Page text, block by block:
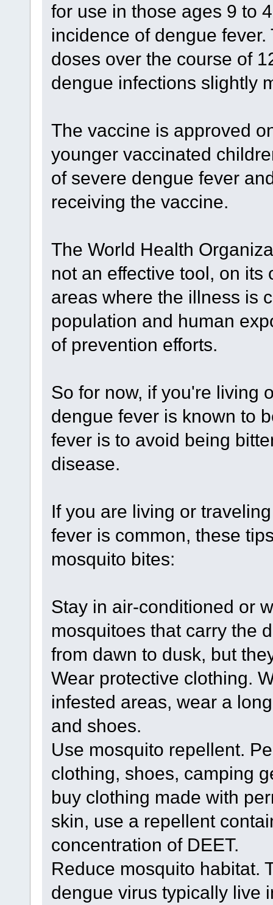
for use in those ages 9 to
incidence of dengue
doses over the course of
dengue infections slightly
The vaccine is approved
younger vaccinated
of severe dengue fever
receiving the vaccine.
The World Health
not an effective tool, on
areas where the illness is
population and human
of prevention efforts.
So for now, if you're living
dengue fever is known to
fever is to avoid being
disease.
If you are living or
fever is common, these
mosquito bites:
Stay in air-conditioned or
mosquitoes that carry the
from dawn to dusk, but
Wear protective clothing.
infested areas, wear a
and shoes.
Use mosquito repellent.
clothing, shoes, camping
buy clothing made with
skin, use a repellent
concentration of DEET.
Reduce mosquito habitat.
dengue virus typically live